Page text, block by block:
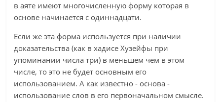
в аяте имеют многочисленную форму которая в
основе начинается с одиннадцати.
Если же эта форма используется при наличии
доказательства (как в хадисе Хузейфы при
упоминании числа три) в меньшем чем в этом
числе, то это не будет основным его
использованием. А как известно - основа -
использование слов в его первоначальном смысле.